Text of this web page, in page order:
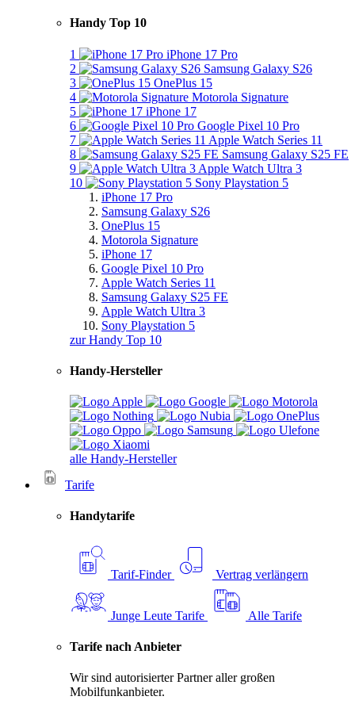
Handy Top 10
1
iPhone 17 Pro
2
Samsung Galaxy S26
3
OnePlus 15
4
Motorola Signature
5
iPhone 17
6
Google Pixel 10 Pro
7
Apple Watch Series 11
8
Samsung Galaxy S25 FE
9
Apple Watch Ultra 3
10
Sony Playstation 5
iPhone 17 Pro
Samsung Galaxy S26
OnePlus 15
Motorola Signature
iPhone 17
Google Pixel 10 Pro
Apple Watch Series 11
Samsung Galaxy S25 FE
Apple Watch Ultra 3
Sony Playstation 5
zur Handy Top 10
Handy-Hersteller
alle Handy-Hersteller
Tarife
Handytarife
Tarif-Finder Vertrag verlängern
Junge Leute Tarife Alle Tarife
Tarife nach Anbieter
Wir sind autorisierter Partner aller großen
Mobilfunkanbieter.